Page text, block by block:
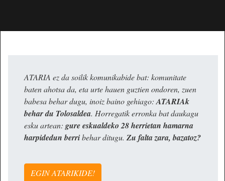
ATARIA ez da soilik komunikabide bat: komunitate
baten ahotsa da, eta urte hauen guztien ondoren, zuen
babesa behar dugu, inoiz baino gehiago:ATARIAk
behar du Tolosaldea. Horregatik erronka bat daukagu
esku artean: gure eskualdeko 28 herrietan hamarna
harpidedun berribehar ditugu. Zu falta zara, bazatoz?
EGIN ATARIKIDE!